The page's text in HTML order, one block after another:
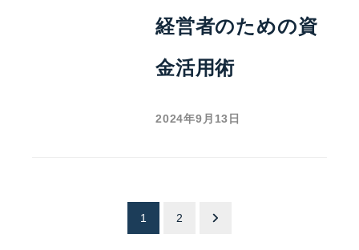
経営者のための資
金活用術
2024年9月13日
1 2